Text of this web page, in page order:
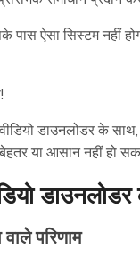
ऐसा सिस्टम नहीं
डाउनलोडर के
या आसान नहीं हो
डाउनलोडर
परिणाम